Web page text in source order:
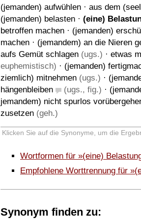
(jemanden) aufwühlen · aus dem
(jemanden) belasten · (eine)
betroffen machen · (jemanden)
machen · (jemandem) an die Nieren
aufs Gemüt schlagen (ugs.) · etwas
euphemistisch) · (jemanden)
ziemlich) mitnehmen (ugs.) ·
hängenbleiben
(ugs., fig.) ·
jemandem) nicht spurlos
zusetzen (geh.)
Klicken Sie auf die Synonyme, um die
Wortformen für »(eine)
Empfohlene Worttrennung für
Synonym finden zu: